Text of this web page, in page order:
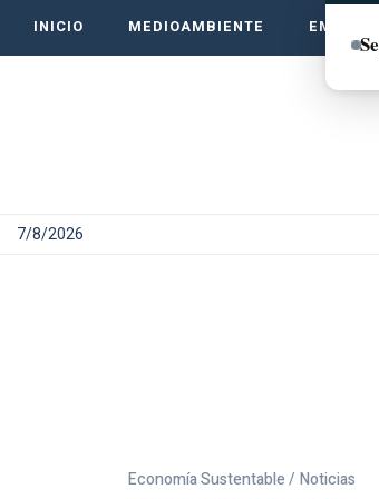
INICIO MEDIOAMBIENTE
7/8/2026
Economía Sustentable / Noticias